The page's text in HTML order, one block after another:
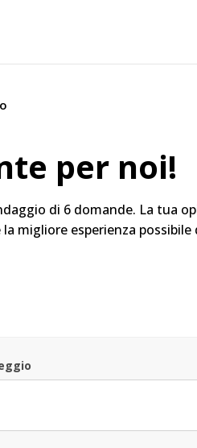
per noi!
di 6 domande. La tua
migliore esperienza